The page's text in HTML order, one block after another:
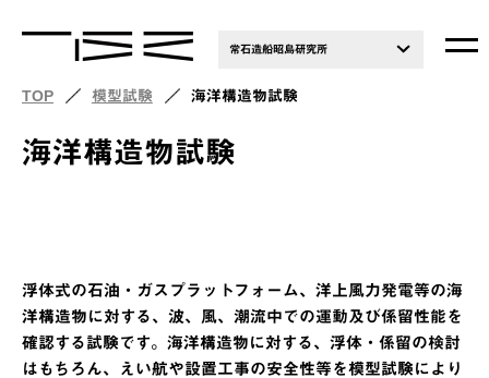
常石造船昭島研究所
TOP 模型試験 海洋構造物試験
海洋構造物試験
浮体式の石油・ガスプラットフォーム、洋上風力発電等の海
洋構造物に対する、波、風、潮流中での運動及び係留性能を
確認する試験です。海洋構造物に対する、浮体・係留の検討
はもちろん、えい航や設置工事の安全性等を模型試験により